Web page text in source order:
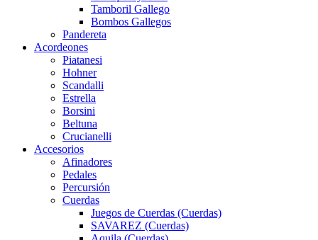
Tamboril Gallego
Bombos Gallegos
Pandereta
Acordeones
Piatanesi
Hohner
Scandalli
Estrella
Borsini
Beltuna
Crucianelli
Accesorios
Afinadores
Pedales
Percursión
Cuerdas
Juegos de Cuerdas (Cuerdas)
SAVAREZ (Cuerdas)